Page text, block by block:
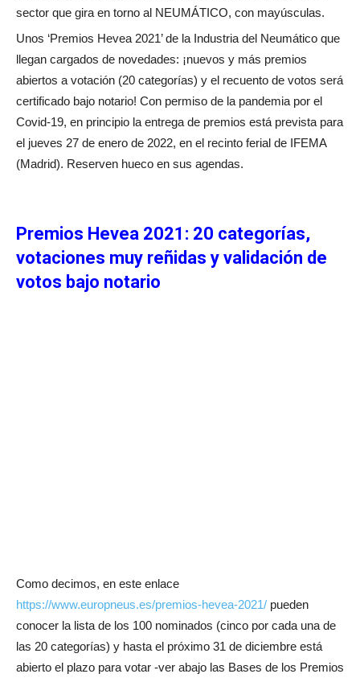
sector que gira en torno al NEUMÁTICO, con mayúsculas.
Unos ‘Premios Hevea 2021’ de la Industria del Neumático que
llegan cargados de novedades: ¡nuevos y más premios
abiertos a votación (20 categorías) y el recuento de votos será
certificado bajo notario! Con permiso de la pandemia por el
Covid-19, en principio la entrega de premios está prevista para
el jueves 27 de enero de 2022, en el recinto ferial de IFEMA
(Madrid). Reserven hueco en sus agendas.
Premios Hevea 2021: 20 categorías,
votaciones muy reñidas y validación de
votos bajo notario
Como decimos, en este enlace
https://www.europneus.es/premios-hevea-2021/ pueden
conocer la lista de los 100 nominados (cinco por cada una de
las 20 categorías) y hasta el próximo 31 de diciembre está
abierto el plazo para votar -ver abajo las Bases de los Premios